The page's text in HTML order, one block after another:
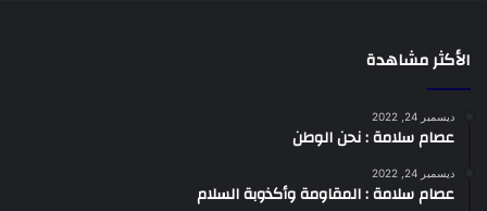
الأكثر مشاهدة
ديسمبر 24, 2022
عصام سلامة : نحن الوطن
ديسمبر 24, 2022
عصام سلامة : المقاومة وأكذوبة السلام